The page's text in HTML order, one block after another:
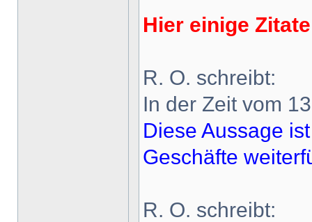
Hier einige
R. O. schreibt:
In der Zeit vom
Diese Aussage
Geschäfte
R. O. schreibt: